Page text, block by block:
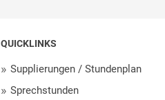
QUICKLINKS
Supplierungen / Stundenplan
Sprechstunden